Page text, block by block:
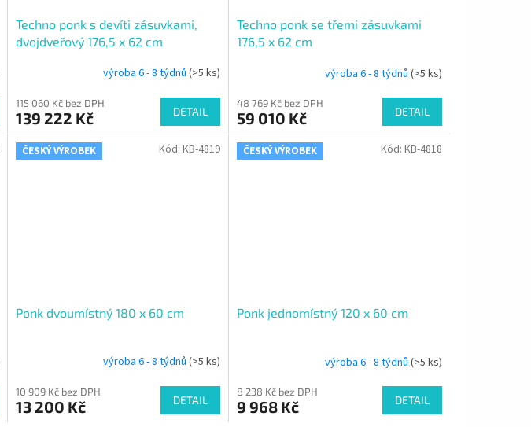
Techno ponk s devíti zásuvkami,
dvojdveřový 176,5 x 62 cm
výroba 6 - 8 týdnů (>5 ks)
115 060 Kč bez DPH
139 222 Kč DETAIL
Techno ponk se třemi zásuvkami
176,5 x 62 cm
výroba 6 - 8 týdnů (>5 ks)
48 769 Kč bez DPH
59 010 Kč DETAIL
ČESKÝ VÝROBEK
Ponk dvoumístný 180 x 60 cm
výroba 6 - 8 týdnů (>5 ks)
10 909 Kč bez DPH
13 200 Kč DETAIL
Kód: KB-4819 ČESKÝ VÝROBEK
Ponk jednomístný 120 x 60 cm
výroba 6 - 8 týdnů (>5 ks)
8 238 Kč bez DPH
9 968 Kč DETAIL
Kód: KB-4818